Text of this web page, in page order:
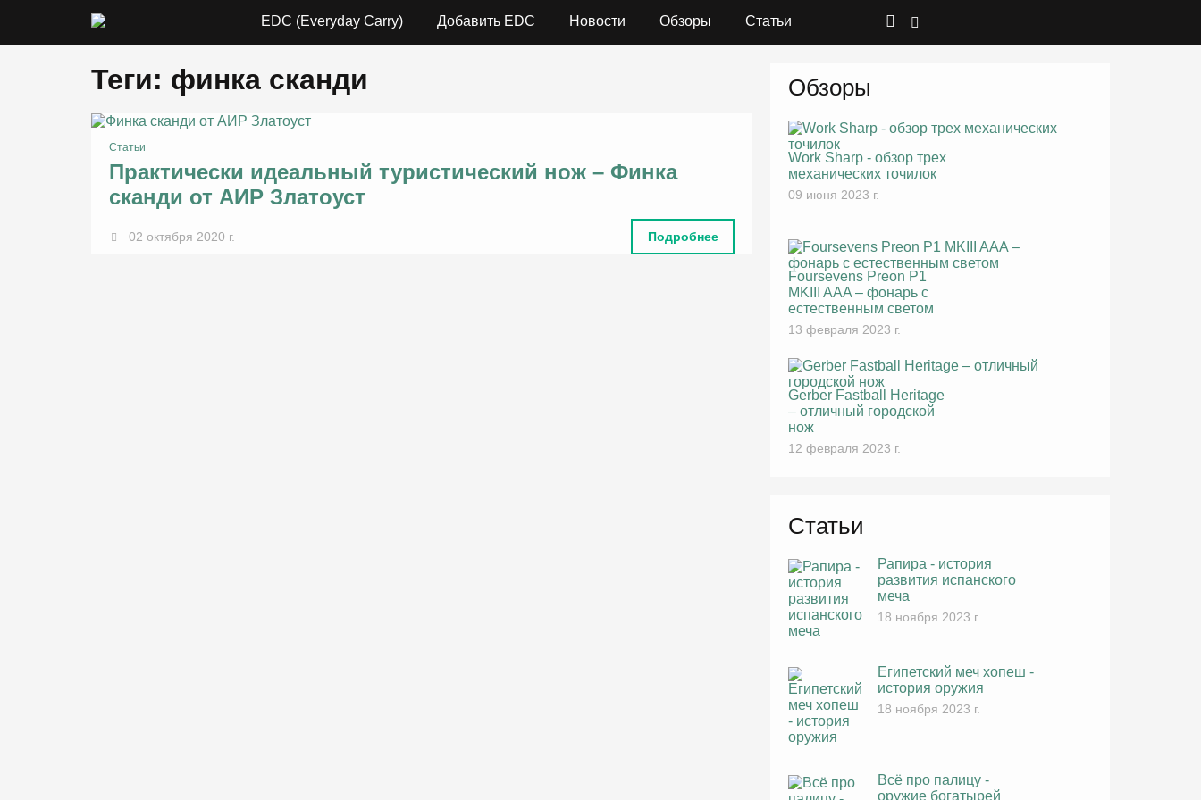
EDC (Everyday Carry) Добавить EDC Новости Обзоры Статьи
Теги: финка сканди
Статьи
Практически идеальный туристический нож – Финка
сканди от АИР Златоуст
02 октября 2020 г. Подробнее
Обзоры
Work Sharp - обзор трех
механических точилок
09 июня 2023 г.
Foursevens Preon P1
MKIII AAA – фонарь с
естественным светом
13 февраля 2023 г.
Gerber Fastball Heritage
– отличный городской
нож
12 февраля 2023 г.
Статьи
Рапира - история
развития испанского
меча
18 ноября 2023 г.
Египетский меч хопеш -
история оружия
18 ноября 2023 г.
Всё про палицу -
оружие богатырей